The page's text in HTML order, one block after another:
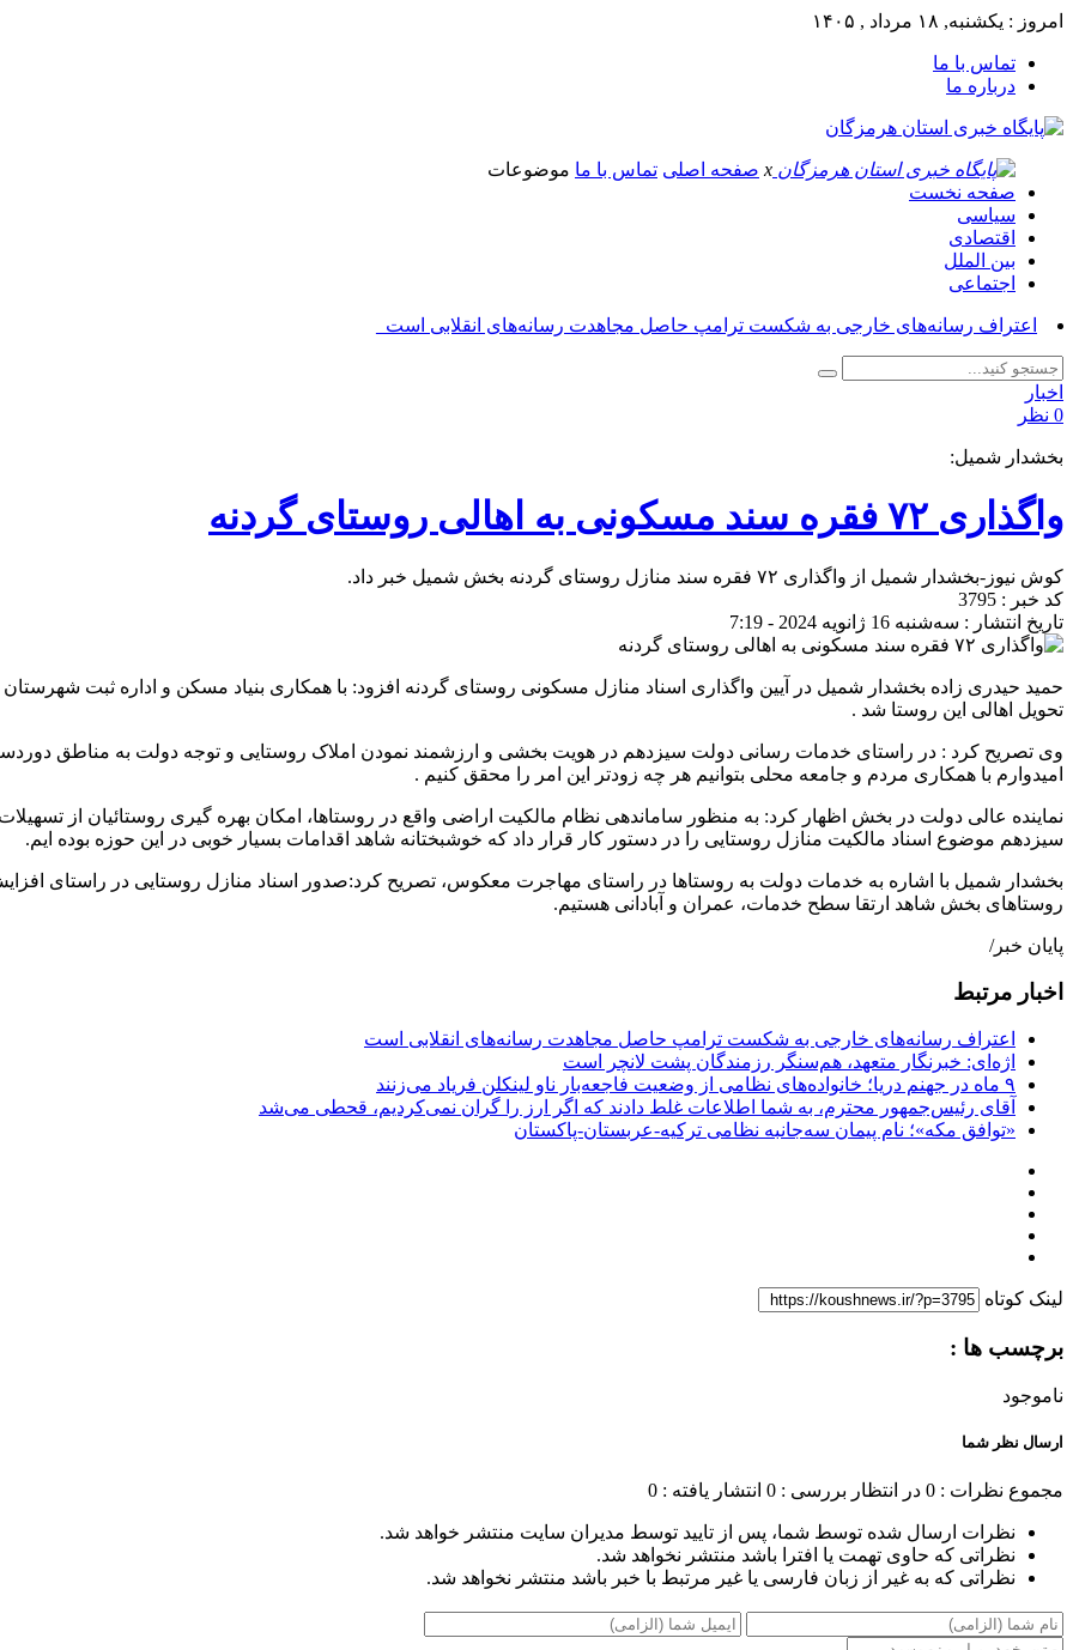
امروز : یکشنبه, ۱۸ مرداد , ۱۴۰۵
تماس با ما
درباره ما
x صفحه اصلی تماس با ما موضوعات
صفحه نخست
سیاسی
اقتصادی
بین الملل
اجتماعی
اعتراف رسانه‌های خارجی به شکست ترامپ حاصل مجاهدت رسانه‌های انقلابی است_
اخبار
0 نظر
بخشدار شمیل:
واگذاری ۷۲ فقره سند مسکونی به اهالی روستای گردنه
کوش نیوز-بخشدار شمیل از واگذاری ۷۲ فقره سند منازل روستای گردنه بخش شمیل خبر داد.
کد خبر : 3795
تاریخ انتشار : سه‌شنبه 16 ژانویه 2024 - 7:19
تحویل اهالی این روستا شد .
وی تصریح کرد : در راستای خدمات رسانی دولت سیزدهم در هویت بخشی و ارزشمند نمودن املاک روستایی و توجه دولت به مناطق
امیدوارم با همکاری مردم و جامعه محلی بتوانیم هر چه زودتر این امر را محقق کنیم .
نماینده عالی دولت در بخش اظهار کرد: به منظور ساماندهی نظام مالکیت اراضی واقع در روستاها، امکان بهره گیری روستائیان از
سیزدهم موضوع اسناد مالکیت منازل روستایی را در دستور کار قرار داد که خوشبختانه شاهد اقدامات بسیار خوبی در این حوزه بوده ایم.
بخشدار شمیل با اشاره به خدمات دولت به روستاها در راستای مهاجرت معکوس، تصریح کرد:صدور اسناد منازل روستایی در راستای
روستاهای بخش شاهد ارتقا سطح خدمات، عمران و آبادانی هستیم.
پایان خبر/
اخبار مرتبط
اعتراف رسانه‌های خارجی به شکست ترامپ حاصل مجاهدت رسانه‌های انقلابی است
اژه‌ای: خبرنگار متعهد، هم‌سنگر رزمندگان پشت لانچر است
۹ ماه در جهنم دریا؛ خانواده‌های نظامی از وضعیت فاجعه‌بار ناو لینکلن فریاد می‌زنند
آقای رئیس‌جمهور محترم، به شما اطلاعات غلط دادند که اگر ارز را گران نمی‌کردیم، قحطی می‌شد
«توافق مکه»؛ نام پیمان سه‌جانبه نظامی ترکیه-عربستان-پاکستان
لینک کوتاه
برچسب ها :
ناموجود
ارسال نظر شما
مجموع نظرات : 0 در انتظار بررسی : 0 انتشار یافته : 0
نظرات ارسال شده توسط شما، پس از تایید توسط مدیران سایت منتشر خواهد شد.
نظراتی که حاوی تهمت یا افترا باشد منتشر نخواهد شد.
نظراتی که به غیر از زبان فارسی یا غیر مرتبط با خبر باشد منتشر نخواهد شد.